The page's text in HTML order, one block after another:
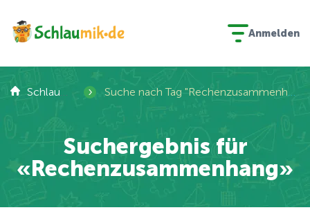
Anmelden
Schlaumik › Suche nach Tag "Rechenzusammenhang"
Suchergebnis für
«Rechenzusammenhang»